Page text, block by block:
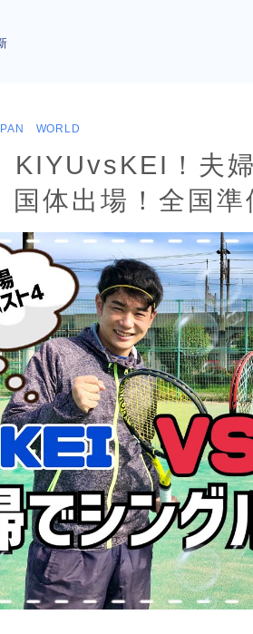
WORLD
KIYUvsKEI！夫
国体出場！全国準